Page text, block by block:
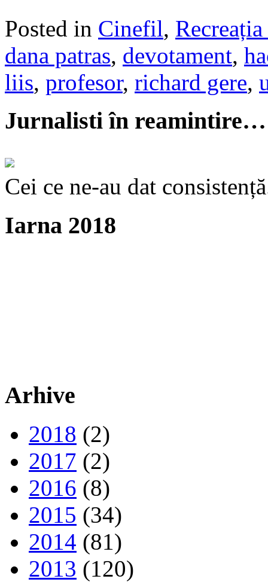
Posted in Cinefil,
dana patras, devotament,
liis, profesor, richard gere,
Jurnalisti în reamintire…
Cei ce ne-au dat
Iarna 2018
Arhive
2018 (2)
2017 (2)
2016 (8)
2015 (34)
2014 (81)
2013 (120)